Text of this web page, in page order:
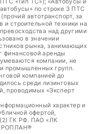
по строке 3 ПТС
автотранспорт, за
строительной техники на
над другими
в значении
рынка, занимающих
финансовой аренды
компании, не
промышленных групп.
компанией до
среди лизинговых
проводимых «Эксперт
характер и
офертой,
ГК РФ. ПАО «ЛК